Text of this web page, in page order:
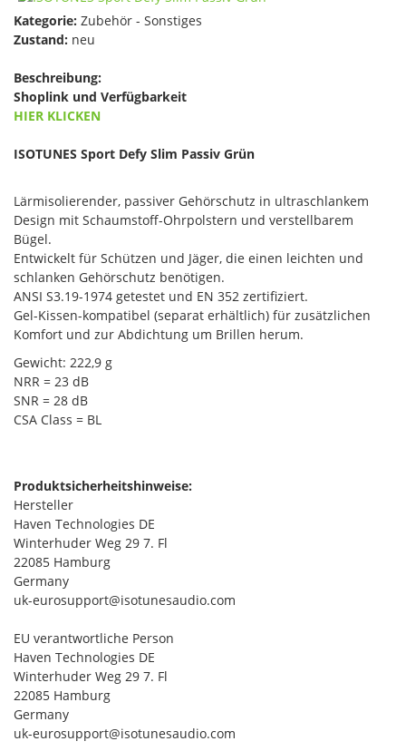
Kategorie: Zubehör - Sonstiges
Zustand: neu
Beschreibung:
Shoplink und Verfügbarkeit
HIER KLICKEN
ISOTUNES Sport Defy Slim Passiv Grün
Lärmisolierender, passiver Gehörschutz in ultraschlankem
Design mit Schaumstoff-Ohrpolstern und verstellbarem
Bügel.
Entwickelt für Schützen und Jäger, die einen leichten und
schlanken Gehörschutz benötigen.
ANSI S3.19-1974 getestet und EN 352 zertifiziert.
Gel-Kissen-kompatibel (separat erhältlich) für zusätzlichen
Komfort und zur Abdichtung um Brillen herum.
Gewicht: 222,9 g
NRR = 23 dB
SNR = 28 dB
CSA Class = BL
Produktsicherheitshinweise:
Hersteller
Haven Technologies DE
Winterhuder Weg 29 7. Fl
22085 Hamburg
Germany
uk-eurosupport@isotunesaudio.com
EU verantwortliche Person
Haven Technologies DE
Winterhuder Weg 29 7. Fl
22085 Hamburg
Germany
uk-eurosupport@isotunesaudio.com